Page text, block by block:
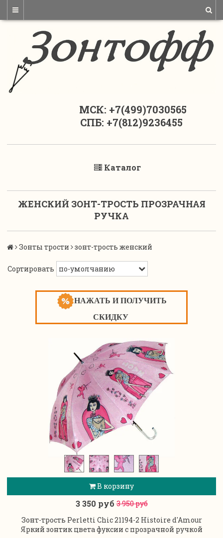
МСК: +7(499)7030565
СПБ: +7(812)9236455
Каталог
ЖЕНСКИЙ ЗОНТ-ТРОСТЬ ПРОЗРАЧНАЯ
РУЧКА
Зонты трости зонт-трость женский
Сортировать
НАЖАТЬ И ПОЛУЧИТЬ
СКИДКУ
В корзину
3 350 руб3 950 руб
Зонт-трость Perletti Chic 21194-2 Histoire d'Amour
Яркий зонтик цвета фуксии с прозрачной ручкой